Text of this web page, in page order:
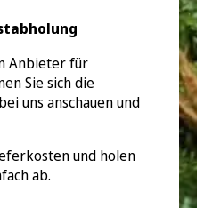
Anbieter für
Sie sich die
uns anschauen und
und holen
ab.